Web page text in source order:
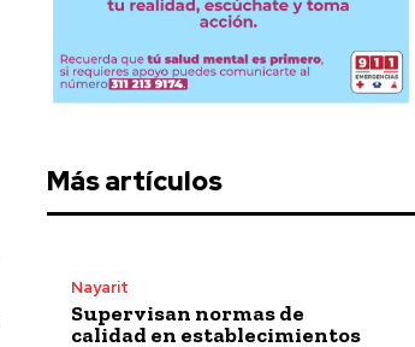
Más artículos
Nayarit
Supervisan normas de
calidad en establecimientos